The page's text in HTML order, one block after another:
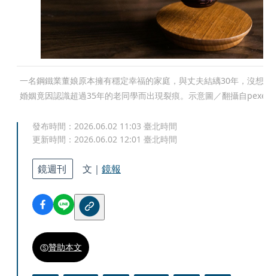
一名鋼鐵業董娘原本擁有穩定幸福的家庭，與丈夫結縭30年，沒想
婚姻竟因認識超過35年的老同學而出現裂痕。示意圖／翻攝自
發布時間： 2026.06.02 11:03 臺北時間
更新時間： 2026.06.02 12:01 臺北時間
鏡週刊 文｜ 鏡報
贊助本文